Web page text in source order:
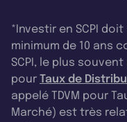
*Investir en SCPI
minimum de 10 ans
SCPI, le plus
pour Taux de
appelé TDVM pour
Marché) est très